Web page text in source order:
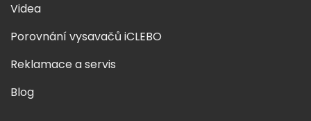
Videa
Porovnání vysavačů iCLEBO
Reklamace a servis
Blog